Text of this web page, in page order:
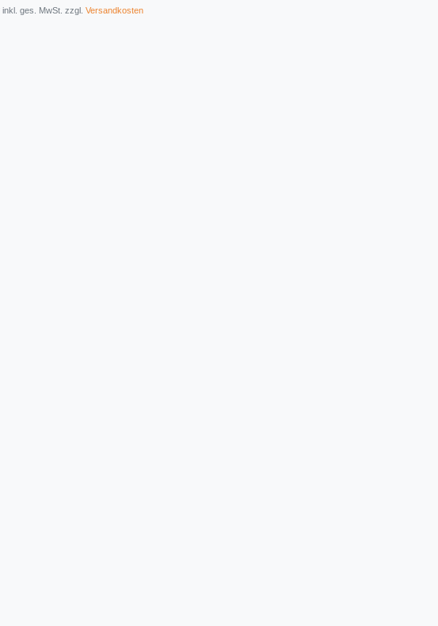
inkl. ges. MwSt. zzgl. Versandkosten